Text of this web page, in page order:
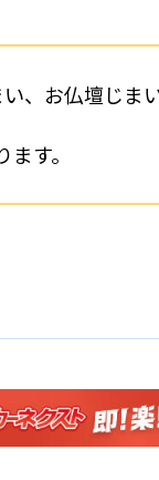
、お仏壇じま
す。